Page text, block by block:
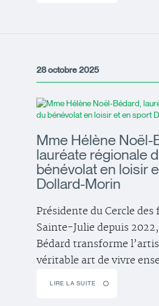
28 octobre 2025
Mme Hélène Noël-
lauréate régionale
bénévolat en loisir
Dollard-Morin
Présidente du Cercle des
Sainte-Julie depuis
Bédard transforme
véritable art de vivre
LIRE LA SUITE